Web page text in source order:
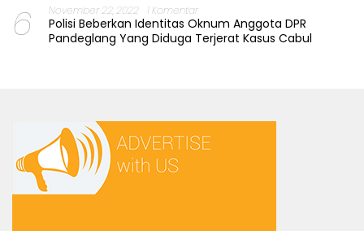
6 November 22, 2022 1 Komentar
Polisi Beberkan Identitas Oknum Anggota DPR
Pandeglang Yang Diduga Terjerat Kasus Cabul